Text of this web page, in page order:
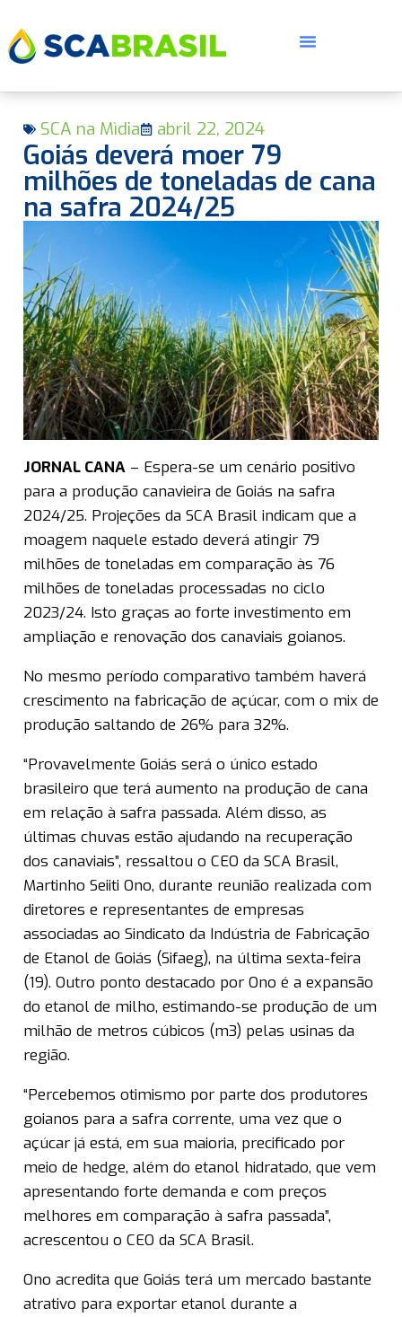
SCA na Mìdia abril 22, 2024
Goiás deverá moer 79
milhões de toneladas de cana
na safra 2024/25
JORNAL CANA – Espera-se um cenário positivo
para a produção canavieira de Goiás na safra
2024/25. Projeções da SCA Brasil indicam que a
moagem naquele estado deverá atingir 79
milhões de toneladas em comparação às 76
milhões de toneladas processadas no ciclo
2023/24. Isto graças ao forte investimento em
ampliação e renovação dos canaviais goianos.
No mesmo período comparativo também haverá
crescimento na fabricação de açúcar, com o mix de
produção saltando de 26% para 32%.
“Provavelmente Goiás será o único estado
brasileiro que terá aumento na produção de cana
em relação à safra passada. Além disso, as
últimas chuvas estão ajudando na recuperação
dos canaviais”, ressaltou o CEO da SCA Brasil,
Martinho Seiiti Ono, durante reunião realizada com
diretores e representantes de empresas
associadas ao Sindicato da Indústria de Fabricação
de Etanol de Goiás (Sifaeg), na última sexta-feira
(19). Outro ponto destacado por Ono é a expansão
do etanol de milho, estimando-se produção de um
milhão de metros cúbicos (m3) pelas usinas da
região.
“Percebemos otimismo por parte dos produtores
goianos para a safra corrente, uma vez que o
açúcar já está, em sua maioria, precificado por
meio de hedge, além do etanol hidratado, que vem
apresentando forte demanda e com preços
melhores em comparação à safra passada”,
acrescentou o CEO da SCA Brasil.
Ono acredita que Goiás terá um mercado bastante
atrativo para exportar etanol durante a